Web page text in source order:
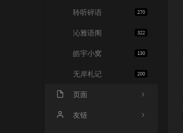
270
聆听碎语
322
沁雅语阁
130
皓宇小窝
200
无岸札记
页面
友情链接
友链